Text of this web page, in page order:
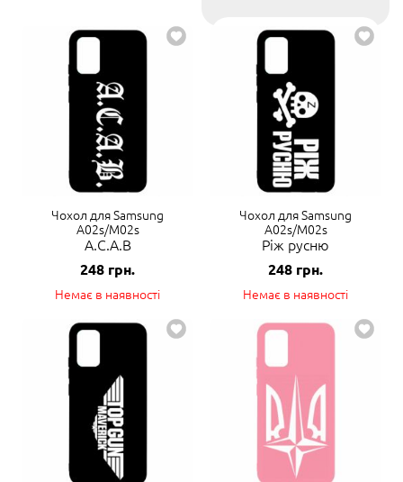
Чохол для Samsung
A02s/M02s
A.C.A.B
248 грн.
Немає в наявності
Чохол для Samsung
A02s/M02s
Ріж русню
248 грн.
Немає в наявності